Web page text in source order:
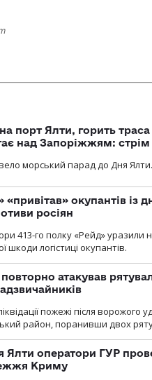
порт Ялти, горить
над Запоріжжям: стрім
морський парад до Дня Ялти.
«привітав» окупантів із
росіян
413-го полку «Рейд» уразили
шкоди логістиці окупантів.
атакував
пожежі після
район, поранивши двох
Ялти оператори ГУР
Криму